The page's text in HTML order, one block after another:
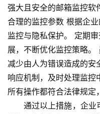
强大且安全的邮箱监控软
合理的监控参数 根据企
监控与隐私保护。 定期
展，不断优化监控策略。
减少由人为错误造成的
响应机制，及时处理监
所有操作都符合法律规定
通过以上措施，企业